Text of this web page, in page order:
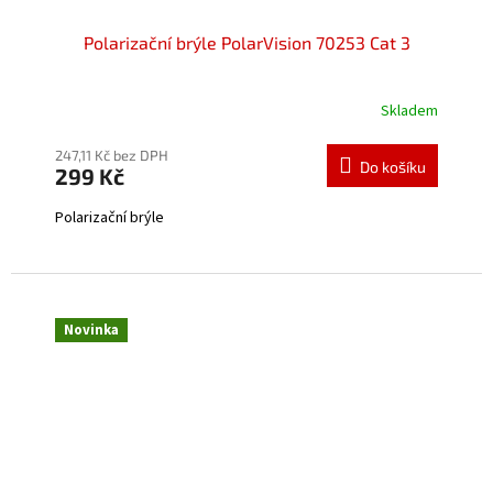
Polarizační brýle PolarVision 70253 Cat 3
Skladem
247,11 Kč bez DPH
299 Kč Do košíku
Polarizační brýle
Novinka